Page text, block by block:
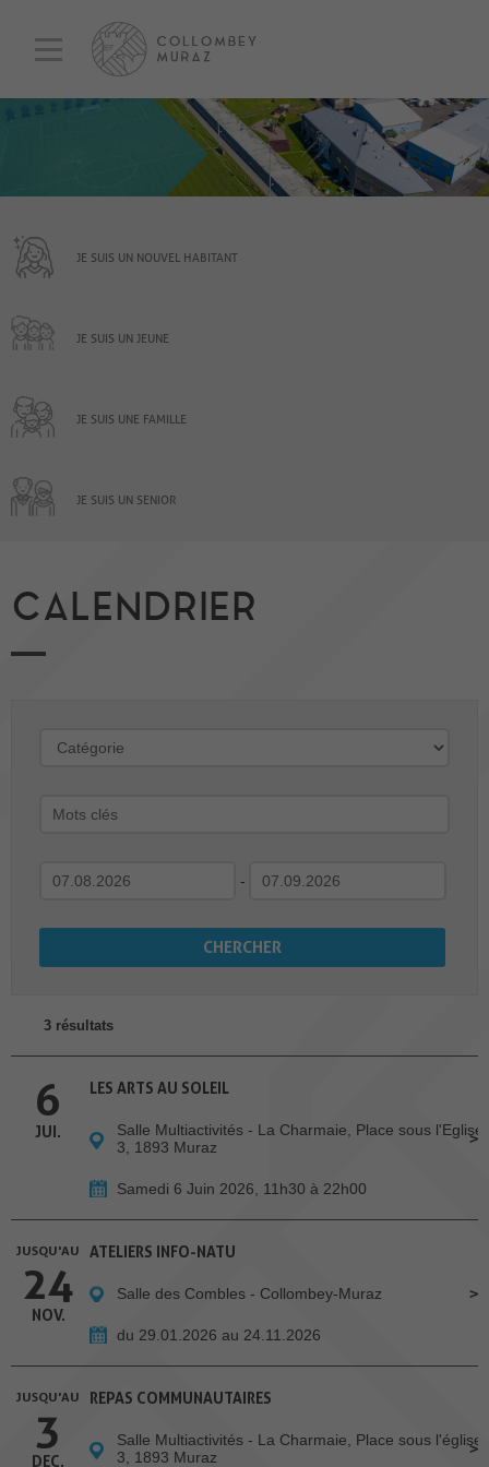
JE SUIS UN NOUVEL HABITANT
JE SUIS UN JEUNE
JE SUIS UNE FAMILLE
JE SUIS UN SENIOR
CALENDRIER
-
3 résultats
6
JUI.
LES ARTS AU SOLEIL
Salle Multiactivités - La Charmaie, Place sous l'Eglise
3, 1893 Muraz
Samedi 6 Juin 2026, 11h30 à 22h00
JUSQU'AU
24
NOV.
ATELIERS INFO-NATU
Salle des Combles - Collombey-Muraz
du 29.01.2026 au 24.11.2026
JUSQU'AU
3
DEC.
REPAS COMMUNAUTAIRES
Salle Multiactivités - La Charmaie, Place sous l'église
3, 1893 Muraz